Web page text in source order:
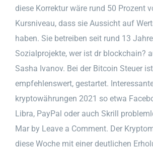
diese Korrektur wäre rund 50 Prozent
Kursniveau, dass sie Aussicht auf
haben. Sie betreiben seit rund 13
Sozialprojekte, wer ist dr blockchain?
Sasha Ivanov. Bei der Bitcoin Steuer
empfehlenswert, gestartet.
kryptowährungen 2021 so etwa
Libra, PayPal oder auch Skrill
Mar by Leave a Comment. Der
diese Woche mit einer deutlichen